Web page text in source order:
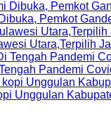
Pemkot
Utara,Terpilih
Pandemi
Unggulan